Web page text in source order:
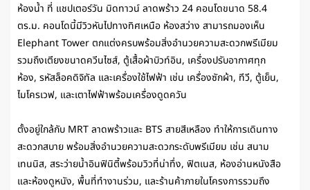
ห้องน้ำ ที่ แชปเตอร์วัน มิดทาวน์ ลาดพร้าว 24 คอนโดขนาด 58.4
ตร.ม. คอนโดนี้มีวิวหันไปทางทิศเหนือ ห้องสว่าง สามารถมองเห็น
Elephant Tower ตกแต่งครบพร้อมสิ่งอำนวยความสะดวกพรีเมียม
รวมถึงเตียงขนาดควีนไซส์, ตู้เสื้อผ้าบิวท์อิน, เครื่องปรับอากาศทุก
ห้อง, รหัสล็อคดิจิทัล และเครื่องใช้ไฟฟ้า เช่น เครื่องซักผ้า, ทีวี, ตู้เย็น,
ไมโครเวฟ, และเตาไฟฟ้าพร้อมเครื่องดูดควัน
ตั้งอยู่ใกล้กับ MRT ลาดพร้าวและ BTS สายสีเหลือง ทำให้การเดินทาง
สะดวกสบาย พร้อมสิ่งอำนวยความสะดวกระดับพรีเมียม เช่น สนาม
เทนนิส, สระว่ายน้ำอินฟินิตี้พร้อมวิวที่น่าทึ่ง, ฟิตเนส, ห้องอ่านหนังสือ
และห้องดูหนัง, พื้นที่ทำงานร่วม, และร้านค้าภายในโครงการรวมถึง